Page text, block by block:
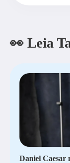
👀 Leia
Daniel Caesar